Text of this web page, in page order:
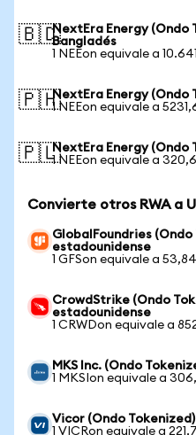
🇧🇩NextEra Energy (Ondo
Bangladés
1 NEEon equivale a
🇵🇭NextEra Energy (Ondo
1 NEEon equivale a
🇵🇱NextEra Energy (Ondo
1 NEEon equivale a
Convierte otros RWA a
GlobalFoundries
estadounidense
1 GFSon equivale a
CrowdStrike (Ondo
estadounidense
1 CRWDon equivale a
MKS Inc. (Ondo
1 MKSIon equivale a
Vicor (Ondo
1 VICRon equivale a